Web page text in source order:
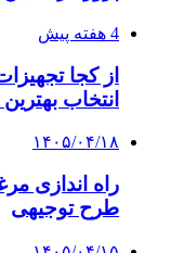
که نباید نادیده
۱۴۰۵/۰۳/۲۸
چرا بسیاری
کنند؟
پیشنهاد سردبیر